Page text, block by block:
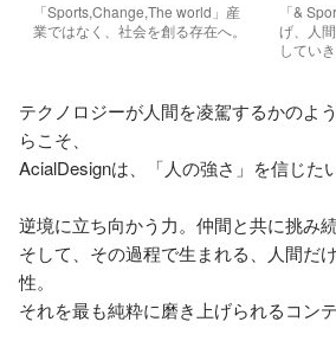
「Sports,Change,The world」産
業ではなく、社会を創る存在へ。
「&
げ、人
していき
テクノロジーが人間を凌駕するかのよ
らこそ、
AcialDesignは、「人の強さ」を信じたい
逆境に立ち向かう力。仲間と共に挑み続
そして、その過程で生まれる、人間だ
性。
それを最も純粋に磨き上げられるコン